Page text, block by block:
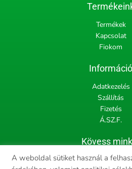
Termékek
Kapcsolat
Fiokom
Információ
Adatkezelés
Szállítás
Fizetés
Á.SZ.F.
Kövess
F
a
I
n
A weboldal sütiket használ a